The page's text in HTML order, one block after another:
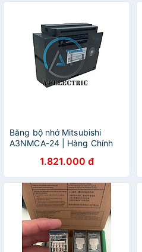
Băng bộ nhớ Mitsubishi
A3NMCA-24 | Hàng Chính
1.821.000 đ